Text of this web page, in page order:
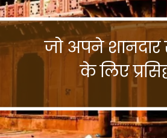
जो अपने
के लिए